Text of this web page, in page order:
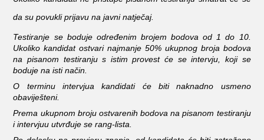
da su povukli prijavu na javni natječaj.
Testiranje se boduje određenim brojem bodova od 1 do 10.
Ukoliko kandidat ostvari najmanje 50% ukupnog broja bodova
na pisanom testiranju s istim provest će se intervju, koji se
boduje na isti način.
O terminu intervjua kandidati će biti naknadno usmeno
obaviješteni.
Prema ukupnom broju ostvarenih bodova na pisanom testiranju
i intervjuu utvrđuje se rang-lista.